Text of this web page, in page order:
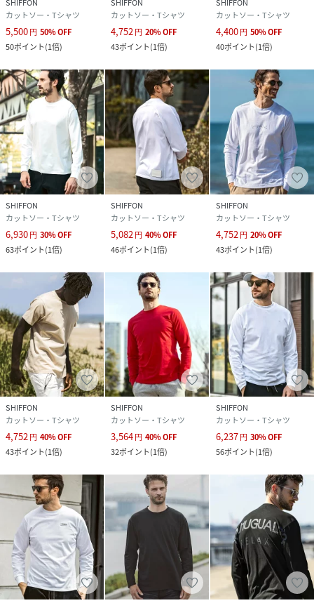
サイズ S、M、L、XL、XXL
品番
PR3708_UST
UST-25089-N10-009 PR3708)
SHIFFON
カットソー・Tシャツ
5,500円 50%OFF
50ポイント(1倍)
SHIFFON
カットソー・Tシャツ
4,752円 20%OFF
43ポイント(1倍)
SHIFFON
カットソー・Tシャツ
4,400円 50%OFF
40ポイント(1倍)
SHIFFON
カットソー・Tシャツ
6,930円 30%OFF
63ポイント(1倍)
SHIFFON
カットソー・Tシャツ
5,082 円 40%OFF
46ポイント(1倍)
SHIFFON
カットソー・Tシャツ
4,752 円 20%OFF
43ポイント(1倍)
SHIFFON
カットソー・Tシャツ
4,752円 40%OFF
43ポイント(1倍)
SHIFFON
カットソー・Tシャツ
3,564円 40%OFF
32ポイント(1倍)
SHIFFON
カットソー・Tシャツ
6,237円 30%OFF
56ポイント(1倍)